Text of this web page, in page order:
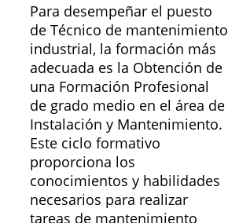
Para desempeñar el puesto
de Técnico de mantenimiento
industrial, la formación más
adecuada es la Obtención de
una Formación Profesional
de grado medio en el área de
Instalación y Mantenimiento.
Este ciclo formativo
proporciona los
conocimientos y habilidades
necesarios para realizar
tareas de mantenimiento